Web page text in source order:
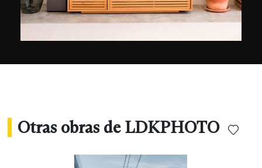
arquitectónicos, vías de tráfico y personas.
Condensa las imágenes como la ciudad
Otras obras de LDKPHOTO